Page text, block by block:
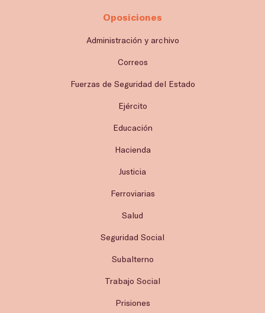
Oposiciones
Administración y archivo
Correos
Fuerzas de Seguridad del Estado
Ejército
Educación
Hacienda
Justicia
Ferroviarias
Salud
Seguridad Social
Subalterno
Trabajo Social
Prisiones